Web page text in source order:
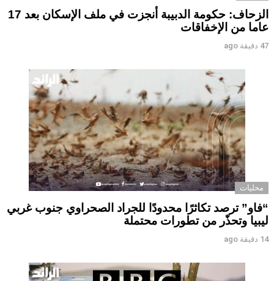
الزحاف: حكومة الدبيبة أنجزت في ملف الإسكان بعد 17
عاما من الإخفاقات
47 دقيقة ago
محليات
“فاو” ترصد تكاثرًا محدودًا للجراد الصحراوي جنوب غربي
ليبيا وتحذّر من تطورات محتملة
14 دقيقة ago